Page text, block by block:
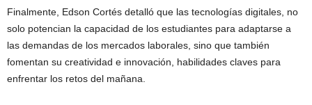
Finalmente, Edson Cortés detalló que las tecnologías digitales, no
solo potencian la capacidad de los estudiantes para adaptarse a
las demandas de los mercados laborales, sino que también
fomentan su creatividad e innovación, habilidades claves para
enfrentar los retos del mañana.